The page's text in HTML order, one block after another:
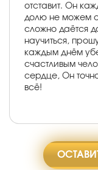
отставит. Он
долю не можем
сложно даётся
научиться,
каждым днём
счастливым
сердце, Он
всё!